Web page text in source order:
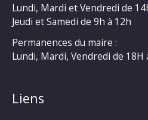
Lundi, Mardi et Vendredi de
Jeudi et Samedi de 9h à 12h
Permanences du maire :
Lundi, Mardi, Vendredi de
Liens